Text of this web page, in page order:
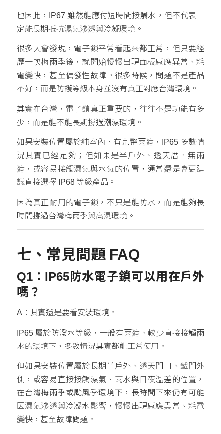
也因此，IP67 雖然能應付短時間接觸水，但不代表一
定能長期抵抗濕氣滲透與冷凝環境。
很多人會發現，電子鎖平常看起來都正常，但只要經
歷一次梅雨季後，就開始慢慢出現面板感應異常、耗
電變快，甚至偶發性故障。很多時候，問題不是產品
不好，而是防護等級本身並沒有真正對應台灣環境。
其實在台灣，電子鎖真正重要的，往往不是功能有多
少，而是能不能長期撐過潮濕環境。
如果安裝位置屬於純室內、有完整雨遮，IP65 多數情
況其實已經足夠；但如果是半戶外、透天厝、無雨
遮，或容易接觸濕氣與水氣的位置，通常還是會更建
議直接選擇 IP68 等級產品。
因為真正耐用的電子鎖，不只是能防水，而是能夠長
時間撐過台灣梅雨季與高濕環境。
七、常見問題 FAQ
Q1：IP65防水電子鎖可以用在戶外
嗎？
A：其實還是要看安裝環境。
IP65 屬於防潑水等級，一般有雨遮、較少直接接觸雨
水的環境下，多數情況其實都能正常使用。
但如果安裝位置屬於長期半戶外、透天門口、鐵門外
側，或容易直接接觸濕氣、雨水與日夜溫差的位置，
在台灣梅雨季或颱風季環境下，長時間下來仍有可能
因濕氣滲透與冷凝水影響，慢慢出現感應異常、耗電
變快，甚至故障問題。